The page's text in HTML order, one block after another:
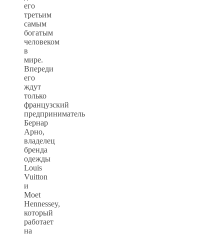
его
третьим
самым
богатым
человеком
в
мире.
Впереди
его
ждут
только
французский
предприниматель
Бернар
Арно,
владелец
бренда
одежды
Louis
Vuitton
и
Moet
Hennessey,
который
работает
на